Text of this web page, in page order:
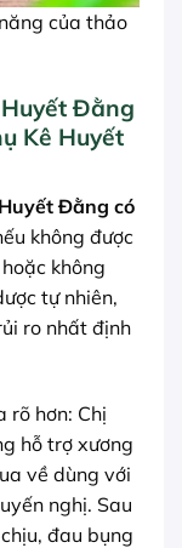
của thảo
Đằng
Kê Huyết
Đằng có
không được
không
tự nhiên,
ro nhất định
rõ hơn: Chị
hỗ trợ xương
về dùng với
nghị. Sau
đau bụng